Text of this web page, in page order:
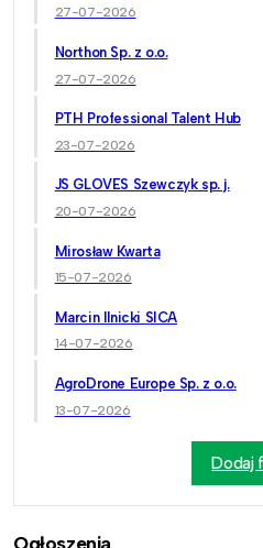
27-07-2026
Northon Sp. z o.o.
27-07-2026
PTH Professional Talent Hub
23-07-2026
JS GLOVES Szewczyk sp. j.
20-07-2026
Mirosław Kwarta
15-07-2026
Marcin Ilnicki SICA
14-07-2026
AgroDrone Europe Sp. z o.o.
13-07-2026
Dodaj
Ogłoszenia